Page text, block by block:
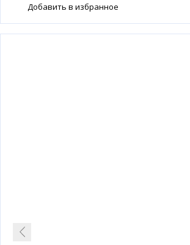
Добавить в избранное